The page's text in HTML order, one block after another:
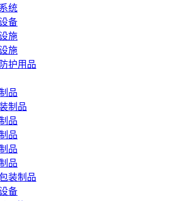
统
备
施
施
护用品
品
制品
品
品
品
品
装制品
备